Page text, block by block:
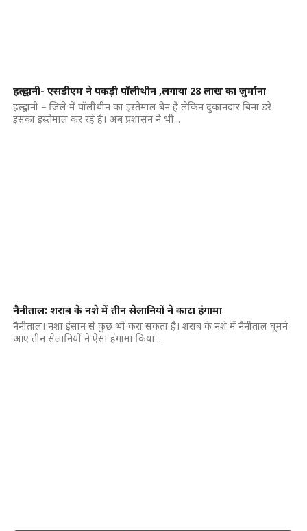
हल्द्वानी- एसडीएम ने पकड़ी पॉलीथीन ,लगाया 28 लाख का जुर्माना
हल्द्वानी – जिले में पॉलीथीन का इस्तेमाल बैन है लेकिन दुकानदार बिना डरे
इसका इस्तेमाल कर रहे है। अब प्रशासन ने भी...
नैनीताल: शराब के नशे में तीन सेलानियों ने काटा हंगामा
नैनीताल। नशा इंसान से कुछ भी करा सकता है। शराब के नशे में नैनीताल घूमने
आए तीन सेलानियों ने ऐसा हंगामा किया...